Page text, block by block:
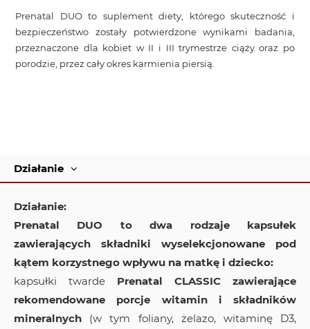
Prenatal DUOto suplement diety, którego skuteczność i
bezpieczeństwo zostały potwierdzone wynikami badania,
przeznaczone dla kobiet w II i III trymestrze ciąży oraz po
porodzie, przez cały okres karmienia piersią.
Działanie
Działanie:
Prenatal DUO to dwa rodzaje kapsułek
zawierających składniki wyselekcjonowane pod
kątem korzystnego wpływu na matkę i dziecko:
kapsułki twarde Prenatal CLASSIC zawierające
rekomendowane porcje witamin i składników
mineralnych (w tym foliany, żelazo, witaminę D3,